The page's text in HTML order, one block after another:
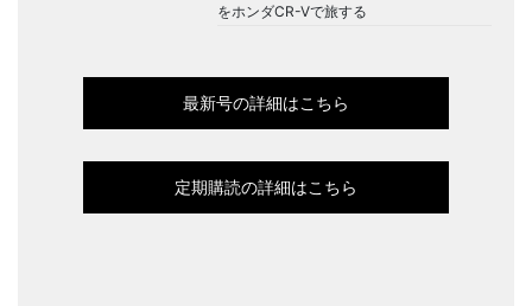
をホンダCR-Vで旅する
最新号の詳細はこちら
定期購読の詳細はこちら